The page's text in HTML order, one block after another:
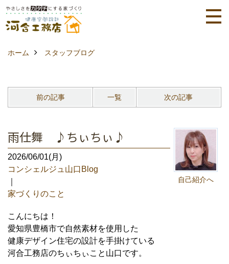
ホーム スタッフブログ
前の記事 一覧 次の記事
自己紹介へ
雨仕舞 ♪ちぃちぃ♪
2026/06/01(月)
コンシェルジュ山口Blog
家づくりのこと
こんにちは！
愛知県豊橋市で自然素材を使用した
健康デザイン住宅の設計を手掛けている
河合工務店のちぃちぃこと山口です。